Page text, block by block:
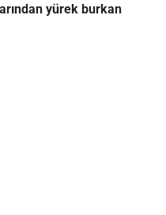
yürek burkan